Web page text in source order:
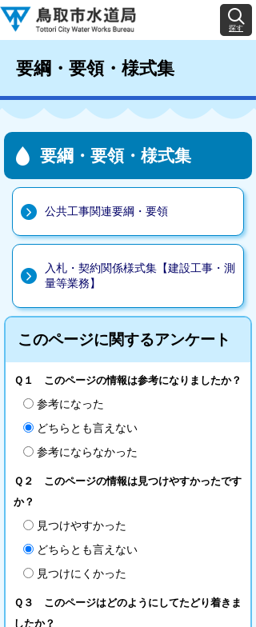
探す
要綱・要領・様式集
要綱・要領・様式集
公共工事関連要綱・要領
入札・契約関係様式集【建設工事・測
量等業務】
このページに関するアンケート
Ｑ１ このページの情報は参考になりましたか？
参考になった
どちらとも言えない
参考にならなかった
Ｑ２ このページの情報は見つけやすかったです
か？
見つけやすかった
どちらとも言えない
見つけにくかった
Ｑ３ このページはどのようにしてたどり着きま
したか？